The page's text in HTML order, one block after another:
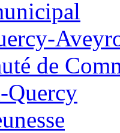
de
Quercy